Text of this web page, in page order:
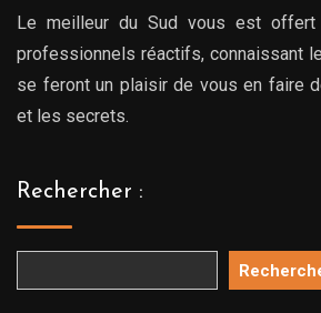
Le meilleur du Sud vous est
professionnels réactifs, connaissant
se feront un plaisir de vous en faire
et les secrets.
Rechercher :